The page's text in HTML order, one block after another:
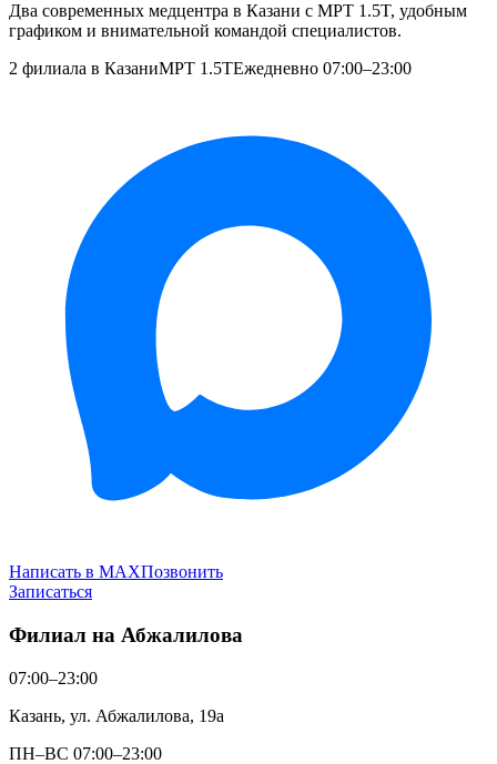
Два современных медцентра в Казани с МРТ 1.5T, удобным
графиком и внимательной командой специалистов.
2 филиала в КазаниМРТ 1.5TЕжедневно 07:00–23:00
Написать в MAXПозвонить
Записаться
Филиал на Абжалилова
07:00–23:00
Казань, ул. Абжалилова, 19а
ПН–ВС 07:00–23:00